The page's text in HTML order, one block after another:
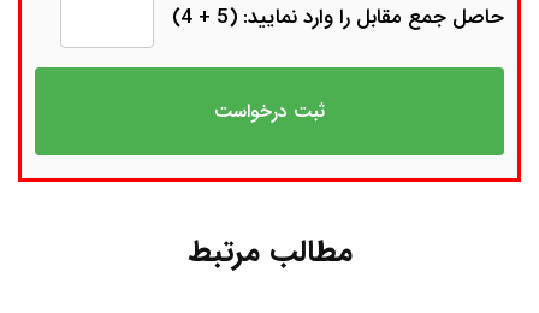
حاصل جمع مقابل را وارد نمایید: (5 + 4)
مطالب مرتبط